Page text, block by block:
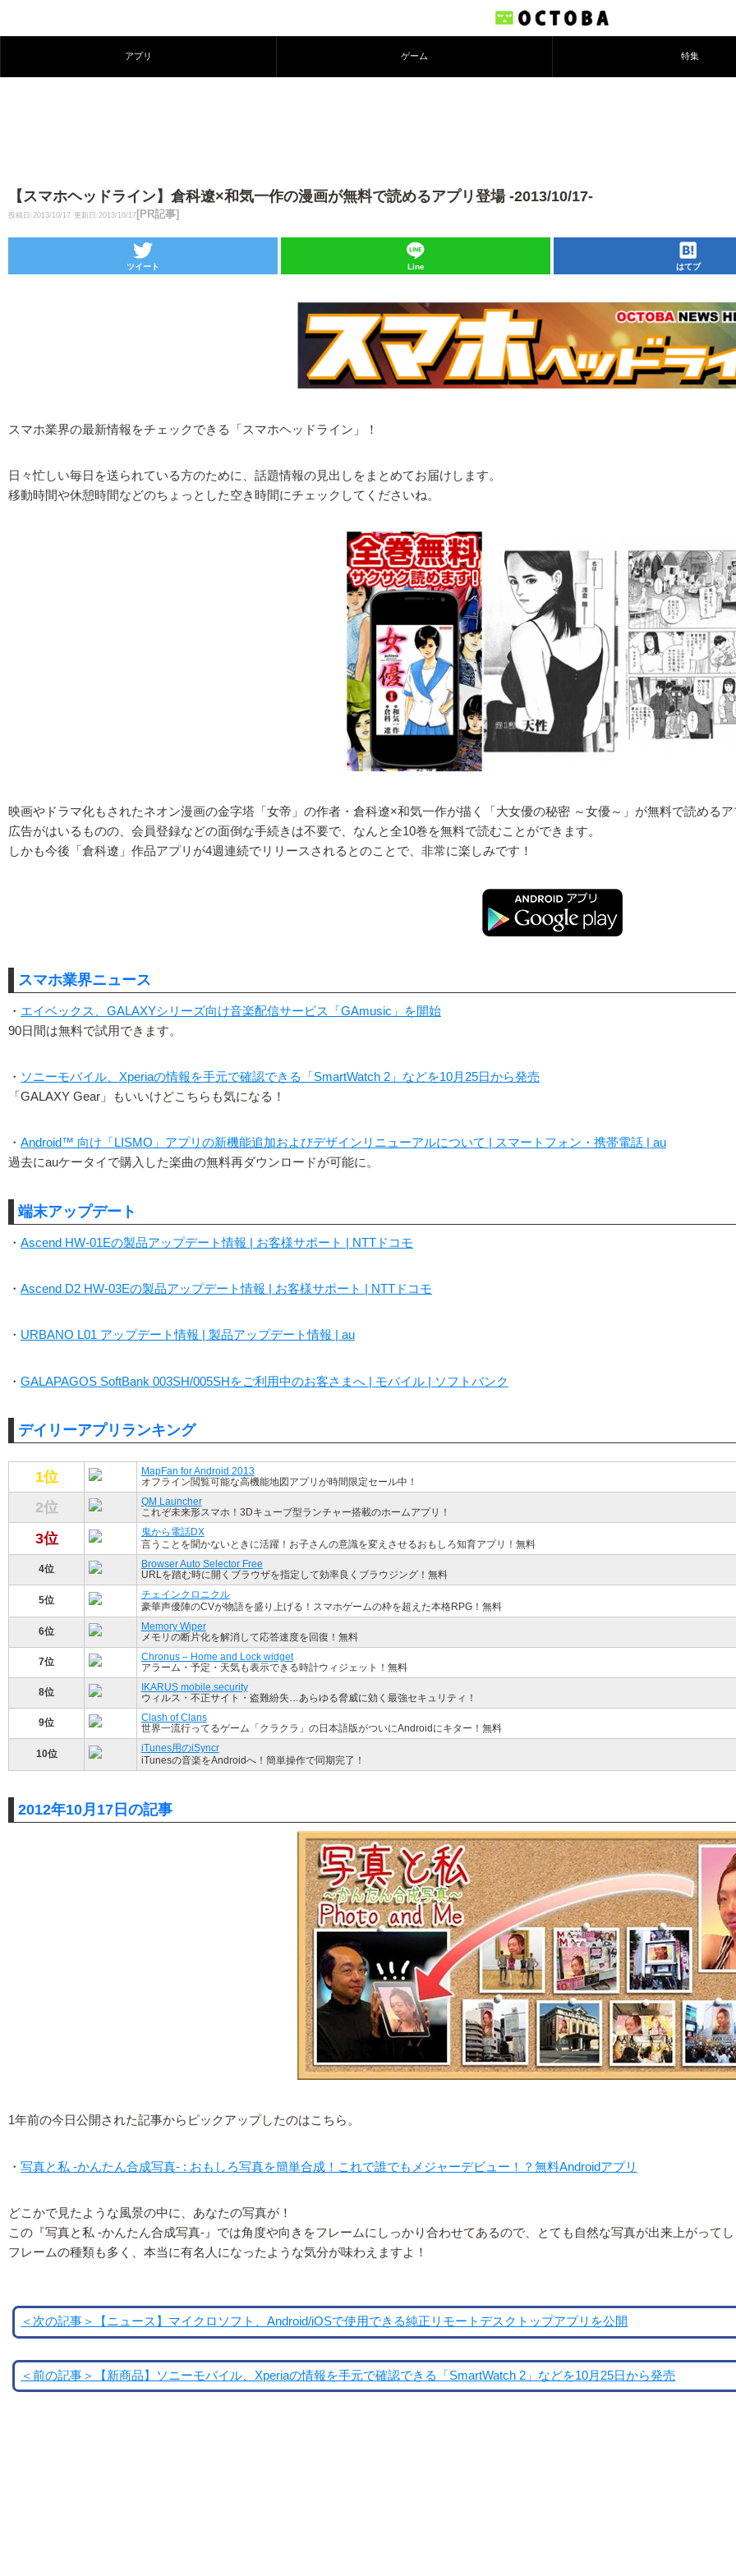
アプリ ゲーム 特集
【スマホヘッドライン】倉科遼×和気一作の漫画が無料で読めるアプリ登場 -2013/10/17-
投稿日:2013/10/17 更新日:2013/10/17 [PR記事]
ツイート Line はてブ
スマホ業界の最新情報をチェックできる「スマホヘッドライン」！
日々忙しい毎日を送られている方のために、話題情報の見出しをまとめてお届けします。
移動時間や休憩時間などのちょっとした空き時間にチェックしてくださいね。
映画やドラマ化もされたネオン漫画の金字塔「女帝」の作者・倉科遼×和気一作が描く「大女優の秘密 ～女優～」が無料で読めるア
広告がはいるものの、会員登録などの面倒な手続きは不要で、なんと全10巻を無料で読むことができます。
しかも今後「倉科遼」作品アプリが4週連続でリリースされるとのことで、非常に楽しみです！
スマホ業界ニュース
・ エイベックス、GALAXYシリーズ向け音楽配信サービス「GAmusic」を開始
90日間は無料で試用できます。
・ ソニーモバイル、Xperiaの情報を手元で確認できる「SmartWatch 2」などを10月25日から発売
「GALAXY Gear」もいいけどこちらも気になる！
・ Android™ 向け「LISMO」アプリの新機能追加およびデザインリニューアルについて | スマートフォン・携帯電話 | au
過去にauケータイで購入した楽曲の無料再ダウンロードが可能に。
端末アップデート
・ Ascend HW-01Eの製品アップデート情報 | お客様サポート | NTTドコモ
・ Ascend D2 HW-03Eの製品アップデート情報 | お客様サポート | NTTドコモ
・ URBANO L01 アップデート情報 | 製品アップデート情報 | au
・ GALAPAGOS SoftBank 003SH/005SHをご利用中のお客さまへ | モバイル | ソフトバンク
デイリーアプリランキング
1位
MapFan for Android 2013
オフライン閲覧可能な高機能地図アプリが時間限定セール中！
2位
QM Launcher
これぞ未来形スマホ！3Dキューブ型ランチャー搭載のホームアプリ！
3位
鬼から電話DX
言うことを聞かないときに活躍！お子さんの意識を変えさせるおもしろ知育アプリ！無料
4位
Browser Auto Selector Free
URLを踏む時に開くブラウザを指定して効率良くブラウジング！無料
5位
チェインクロニクル
豪華声優陣のCVが物語を盛り上げる！スマホゲームの枠を超えた本格RPG！無料
6位
Memory Wiper
メモリの断片化を解消して応答速度を回復！無料
7位
Chronus – Home and Lock widget
アラーム・予定・天気も表示できる時計ウィジェット！無料
8位
IKARUS mobile.security
ウィルス・不正サイト・盗難紛失…あらゆる脅威に効く最強セキュリティ！
9位
Clash of Clans
世界一流行ってるゲーム「クラクラ」の日本語版がついにAndroidにキター！無料
10位
iTunes用のiSyncr
iTunesの音楽をAndroidへ！簡単操作で同期完了！
2012年10月17日の記事
1年前の今日公開された記事からピックアップしたのはこちら。
・ 写真と私 -かんたん合成写真- : おもしろ写真を簡単合成！これで誰でもメジャーデビュー！？無料Androidアプリ
どこかで見たような風景の中に、あなたの写真が！
この『写真と私 -かんたん合成写真-』では角度や向きをフレームにしっかり合わせてあるので、とても自然な写真が出来上がってし
フレームの種類も多く、本当に有名人になったような気分が味わえますよ！
＜次の記事＞【ニュース】マイクロソフト、Android/iOSで使用できる純正リモートデスクトップアプリを公開
＜前の記事＞【新商品】ソニーモバイル、Xperiaの情報を手元で確認できる「SmartWatch 2」などを10月25日から発売